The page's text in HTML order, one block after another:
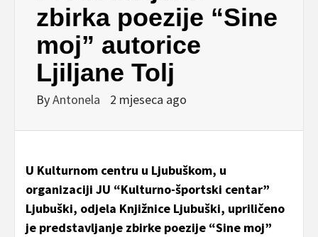
zbirka poezije “Sine
moj” autorice
Ljiljane Tolj
ByAntonela 2 mjeseca ago
U Kulturnom centru u Ljubuškom, u
organizaciji JU “Kulturno-športski centar”
Ljubuški, odjela Knjižnice Ljubuški, upriličeno
je predstavljanje zbirke poezije “Sine moj”